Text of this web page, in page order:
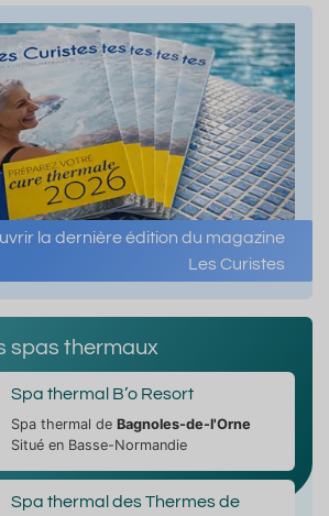
la dernière édition du magazine
Les Curistes
spas thermaux
Spa thermal B’o Resort
Spa thermal de Bagnoles-de-l'Orne
Situé en Basse-Normandie
Spa thermal des Thermes de